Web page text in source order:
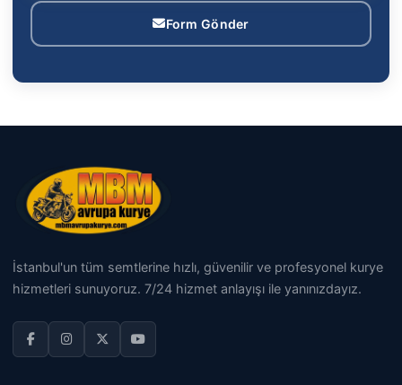
Form Gönder
İstanbul'un tüm semtlerine hızlı, güvenilir ve profesyonel kurye
hizmetleri sunuyoruz. 7/24 hizmet anlayışı ile yanınızdayız.